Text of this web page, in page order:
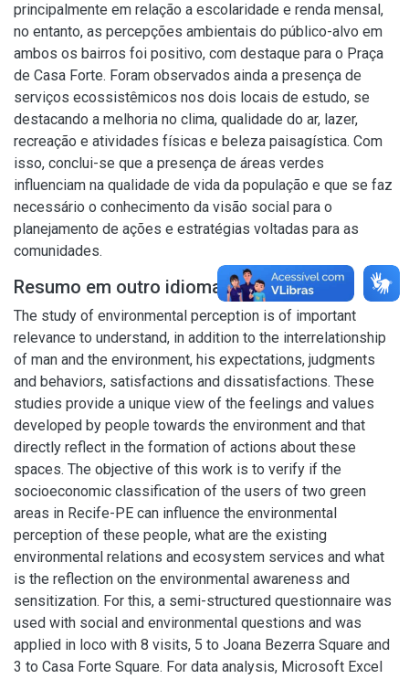
principalmente em relação a escolaridade e renda mensal,
no entanto, as percepções ambientais do público-alvo em
ambos os bairros foi positivo, com destaque para o Praça
de Casa Forte. Foram observados ainda a presença de
serviços ecossistêmicos nos dois locais de estudo, se
destacando a melhoria no clima, qualidade do ar, lazer,
recreação e atividades físicas e beleza paisagística. Com
isso, conclui-se que a presença de áreas verdes
influenciam na qualidade de vida da população e que se faz
necessário o conhecimento da visão social para o
planejamento de ações e estratégias voltadas para as
comunidades.
Resumo em outro idioma
The study of environmental perception is of important
relevance to understand, in addition to the interrelationship
of man and the environment, his expectations, judgments
and behaviors, satisfactions and dissatisfactions. These
studies provide a unique view of the feelings and values
developed by people towards the environment and that
directly reflect in the formation of actions about these
spaces. The objective of this work is to verify if the
socioeconomic classification of the users of two green
areas in Recife-PE can influence the environmental
perception of these people, what are the existing
environmental relations and ecosystem services and what
is the reflection on the environmental awareness and
sensitization. For this, a semi-structured questionnaire was
used with social and environmental questions and was
applied in loco with 8 visits, 5 to Joana Bezerra Square and
3 to Casa Forte Square. For data analysis, Microsoft Excel